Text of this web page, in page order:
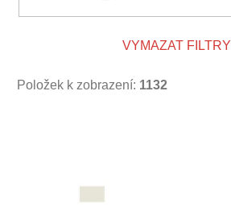
VYMAZAT FILTRY
Položek k zobrazení: 1132